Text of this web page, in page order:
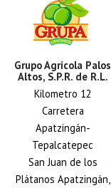
Grupo Agrícola Palos
Altos, S.P.R. de R.L.
Kilometro 12
Carretera
Apatzingán-
Tepalcatepec
San Juan de los
Plátanos Apatzingán,